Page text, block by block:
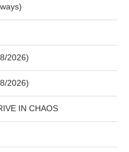
2026)
2026)
IN CHAOS